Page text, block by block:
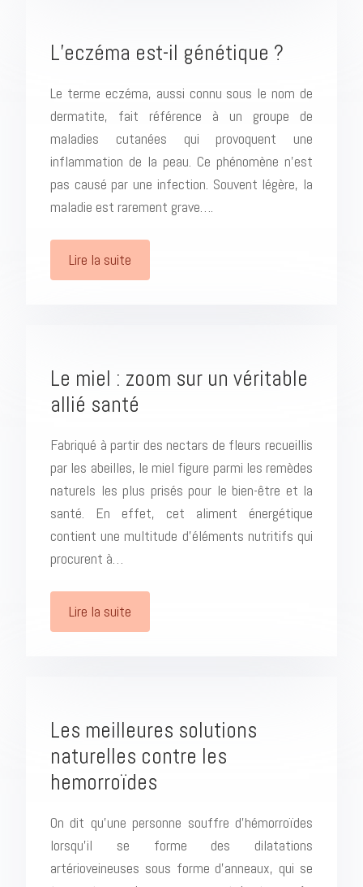
L’eczéma est-il génétique ?
Le terme eczéma, aussi connu sous le nom de
dermatite, fait référence à un groupe de
maladies cutanées qui provoquent une
inflammation de la peau. Ce phénomène n’est
pas causé par une infection. Souvent légère, la
maladie est rarement grave….
Lire la suite
Le miel : zoom sur un véritable
allié santé
Fabriqué à partir des nectars de fleurs recueillis
par les abeilles, le miel figure parmi les remèdes
naturels les plus prisés pour le bien-être et la
santé. En effet, cet aliment énergétique
contient une multitude d’éléments nutritifs qui
procurent à…
Lire la suite
Les meilleures solutions
naturelles contre les
hemorroïdes
On dit qu’une personne souffre d’hémorroïdes
lorsqu’il se forme des dilatations
artérioveineuses sous forme d’anneaux, qui se